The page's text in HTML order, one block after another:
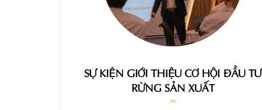
SỰ KIỆN GIỚI THIỆU CƠ HỘI ĐẦU TƯ
RỪNG SẢN XUẤT